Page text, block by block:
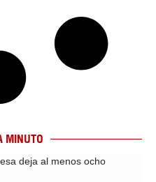
MINUTO
deja al menos ocho